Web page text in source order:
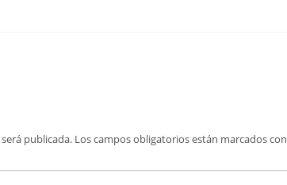
publicada. Los campos obligatorios están marcados con